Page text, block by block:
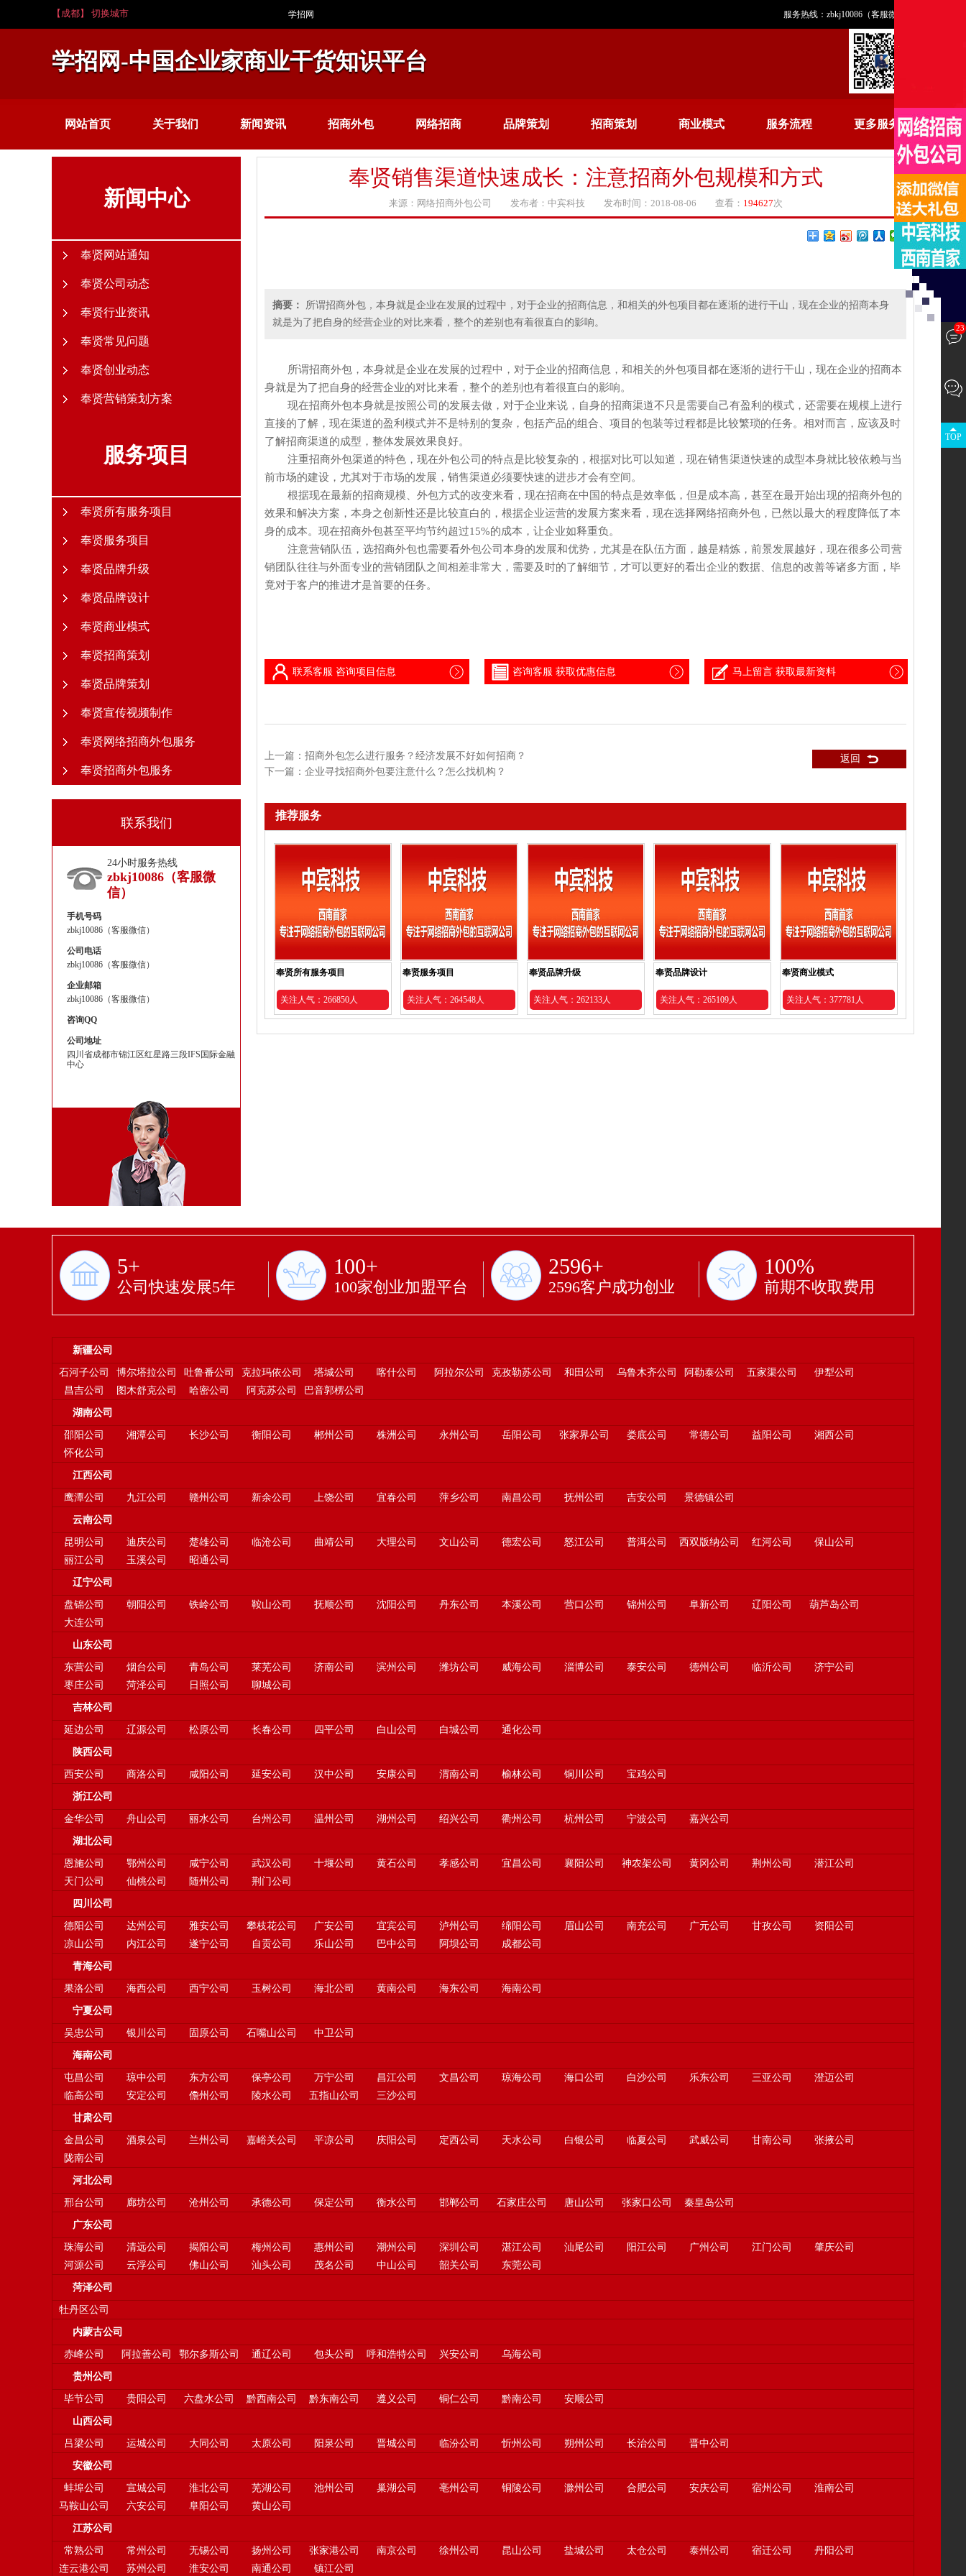
【成都】 切换城市 学招网 服务热线：zbkj10086（客服微信）
学招网-中国企业家商业干货知识平台
网站首页 关于我们 新闻资讯 招商外包 网络招商 品牌策划 招商策划 商业模式 服务流程 更多服务
奉贤销售渠道快速成长：注意招商外包规模和方式
来源：网络招商外包公司 发布者：中宾科技 发布时间：2018-08-06 查看： 194627次
摘要：
所谓招商外包，本身就是企业在发展的过程中，对于企业的招商信息，和相关的外包项目都在逐渐的进行干山，现在企业的招商本身
就是为了把自身的经营企业的对比来看，整个的差别也有着很直白的影响。
所谓招商外包，本身就是企业在发展的过程中，对于企业的招商信息，和相关的外包项目都在逐渐的进行干山，现在企业的招商本
身就是为了把自身的经营企业的对比来看，整个的差别也有着很直白的影响。
现在招商外包本身就是按照公司的发展去做，对于企业来说，自身的招商渠道不只是需要自己有盈利的模式，还需要在规模上进行
直接的了解，现在渠道的盈利模式并不是特别的复杂，包括产品的组合、项目的包装等过程都是比较繁琐的任务。相对而言，应该及时
了解招商渠道的成型，整体发展效果良好。
注重招商外包渠道的特色，现在外包公司的特点是比较复杂的，根据对比可以知道，现在销售渠道快速的成型本身就比较依赖与当
前市场的建设，尤其对于市场的发展，销售渠道必须要快速的进步才会有空间。
根据现在最新的招商规模、外包方式的改变来看，现在招商在中国的特点是效率低，但是成本高，甚至在最开始出现的招商外包的
效果和解决方案，本身之创新性还是比较直白的，根据企业运营的发展方案来看，现在选择网络招商外包 ，已然以最大的程度降低了本
身的成本。现在招商外包甚至平均节约超过15%的成本，让企业如释重负。
注意营销队伍，选招商外包也需要看外包公司本身的发展和优势，尤其是在队伍方面，越是精炼，前景发展越好，现在很多公司营
销团队往往与外面专业的营销团队之间相差非常大，需要及时的了解细节，才可以更好的看出企业的数据、信息的改善等诸多方面，毕
竟对于客户的推进才是首要的任务。
联系客服 咨询项目信息 咨询客服 获取优惠信息 马上留言 获取最新资料
上一篇： 招商外包怎么进行服务？经济发展不好如何招商？
下一篇： 企业寻找招商外包要注意什么？怎么找机构？
返回
推荐服务
奉贤所有服务项目
关注人气：266850人
奉贤服务项目
关注人气：264548人
奉贤品牌升级
关注人气：262133人
奉贤品牌设计
关注人气：265109人
奉贤商业模式
关注人气：377781人
新闻中心
奉贤网站通知
奉贤公司动态
奉贤行业资讯
奉贤常见问题
奉贤创业动态
奉贤营销策划方案
服务项目
奉贤所有服务项目
奉贤服务项目
奉贤品牌升级
奉贤品牌设计
奉贤商业模式
奉贤招商策划
奉贤品牌策划
奉贤宣传视频制作
奉贤网络招商外包服务
奉贤招商外包服务
联系我们
24小时服务热线
zbkj10086（客服微
信）
手机号码
zbkj10086（客服微信）
公司电话
zbkj10086（客服微信）
企业邮箱
zbkj10086（客服微信）
咨询QQ
公司地址
四川省成都市锦江区红星路三段IFS国际金融
中心
5+
公司快速发展5年
100+
100家创业加盟平台
2596+
2596客户成功创业
100%
前期不收取费用
新疆公司
石河子公司 博尔塔拉公司 吐鲁番公司 克拉玛依公司 塔城公司 喀什公司 阿拉尔公司 克孜勒苏公司 和田公司 乌鲁木齐公司 阿勒泰公司 五家渠公司
伊犁公司
昌吉公司
图木舒克公司 哈密公司 阿克苏公司 巴音郭楞公司
湖南公司
邵阳公司 湘潭公司 长沙公司 衡阳公司 郴州公司 株洲公司 永州公司 岳阳公司 张家界公司 娄底公司 常德公司 益阳公司
湘西公司
怀化公司
江西公司
鹰潭公司 九江公司 赣州公司 新余公司 上饶公司 宜春公司 萍乡公司 南昌公司 抚州公司 吉安公司 景德镇公司
云南公司
昆明公司 迪庆公司 楚雄公司 临沧公司 曲靖公司 大理公司 文山公司 德宏公司 怒江公司 普洱公司 西双版纳公司 红河公司
保山公司
丽江公司
玉溪公司 昭通公司
辽宁公司
盘锦公司 朝阳公司 铁岭公司 鞍山公司 抚顺公司 沈阳公司 丹东公司 本溪公司 营口公司 锦州公司 阜新公司 辽阳公司
葫芦岛公司
大连公司
山东公司
东营公司 烟台公司 青岛公司 莱芜公司 济南公司 滨州公司 潍坊公司 威海公司 淄博公司 泰安公司 德州公司 临沂公司
济宁公司
枣庄公司
菏泽公司 日照公司 聊城公司
吉林公司
延边公司 辽源公司 松原公司 长春公司 四平公司 白山公司 白城公司 通化公司
陕西公司
西安公司 商洛公司 咸阳公司 延安公司 汉中公司 安康公司 渭南公司 榆林公司 铜川公司 宝鸡公司
浙江公司
金华公司 舟山公司 丽水公司 台州公司 温州公司 湖州公司 绍兴公司 衢州公司 杭州公司 宁波公司 嘉兴公司
湖北公司
恩施公司 鄂州公司 咸宁公司 武汉公司 十堰公司 黄石公司 孝感公司 宜昌公司 襄阳公司 神农架公司 黄冈公司 荆州公司
潜江公司
天门公司
仙桃公司 随州公司 荆门公司
四川公司
德阳公司 达州公司 雅安公司 攀枝花公司 广安公司 宜宾公司 泸州公司 绵阳公司 眉山公司 南充公司 广元公司 甘孜公司
资阳公司
凉山公司
内江公司 遂宁公司 自贡公司 乐山公司 巴中公司 阿坝公司 成都公司
青海公司
果洛公司 海西公司 西宁公司 玉树公司 海北公司 黄南公司 海东公司 海南公司
宁夏公司
吴忠公司 银川公司 固原公司 石嘴山公司 中卫公司
海南公司
屯昌公司 琼中公司 东方公司 保亭公司 万宁公司 昌江公司 文昌公司 琼海公司 海口公司 白沙公司 乐东公司 三亚公司
澄迈公司
临高公司
安定公司 儋州公司 陵水公司 五指山公司 三沙公司
甘肃公司
金昌公司 酒泉公司 兰州公司 嘉峪关公司 平凉公司 庆阳公司 定西公司 天水公司 白银公司 临夏公司 武威公司 甘南公司
张掖公司
陇南公司
河北公司
邢台公司 廊坊公司 沧州公司 承德公司 保定公司 衡水公司 邯郸公司 石家庄公司 唐山公司 张家口公司 秦皇岛公司
广东公司
珠海公司 清远公司 揭阳公司 梅州公司 惠州公司 潮州公司 深圳公司 湛江公司 汕尾公司 阳江公司 广州公司 江门公司
肇庆公司
河源公司
云浮公司 佛山公司 汕头公司 茂名公司 中山公司 韶关公司 东莞公司
菏泽公司
牡丹区公司
内蒙古公司
赤峰公司 阿拉善公司 鄂尔多斯公司 通辽公司 包头公司 呼和浩特公司 兴安公司 乌海公司
贵州公司
毕节公司 贵阳公司 六盘水公司 黔西南公司 黔东南公司 遵义公司 铜仁公司 黔南公司 安顺公司
山西公司
吕梁公司 运城公司 大同公司 太原公司 阳泉公司 晋城公司 临汾公司 忻州公司 朔州公司 长治公司 晋中公司
安徽公司
蚌埠公司 宣城公司 淮北公司 芜湖公司 池州公司 巢湖公司 亳州公司 铜陵公司 滁州公司 合肥公司 安庆公司 宿州公司
淮南公司
马鞍山公司
六安公司 阜阳公司 黄山公司
江苏公司
常熟公司 常州公司 无锡公司 扬州公司 张家港公司 南京公司 徐州公司 昆山公司 盐城公司 太仓公司 泰州公司 宿迁公司
丹阳公司
连云港公司
苏州公司 淮安公司 南通公司 镇江公司
23
TOP